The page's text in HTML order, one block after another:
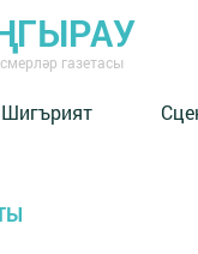
газетасы
Шигърият